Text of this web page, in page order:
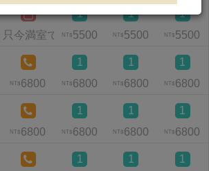
只今満室です
1
NT$ 5500
1
NT$ 5500
1
NT$ 5500
NT$ 6800
1
NT$ 6800
1
NT$ 6800
1
NT$ 6800
NT$ 6800
1
NT$ 6800
1
NT$ 6800
1
NT$ 6800
1 1 1